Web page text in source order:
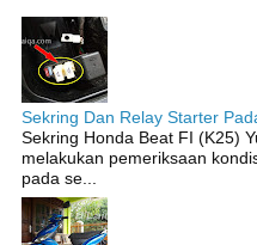
Sekring Dan Relay Starter
Sekring Honda Beat FI (K25)
melakukan pemeriksaan
pada se...